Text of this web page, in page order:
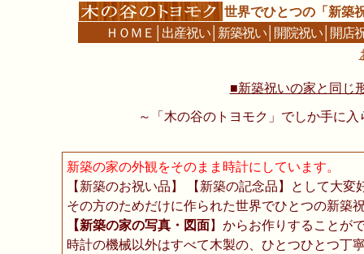
世界でひとつの「新築
ＨＯＭＥ 出産祝い 新築祝い 開院祝い 開店
■新築祝いの家と同じ
～「木の谷のトヨモク」でしか手に
新築の家の外観をそのまま時計にしています。
【新築のお祝い品】 【新築の記念品】として大
その方のためだけに作られた世界でひとつの新築
【新築の家の写真・図面】からお作りすること
時計の機械以外はすべて木製の、ひとつひとつ丁